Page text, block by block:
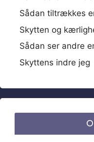
Sådan tiltrækkes
Skytten og
Sådan ser andre
Skyttens indre jeg